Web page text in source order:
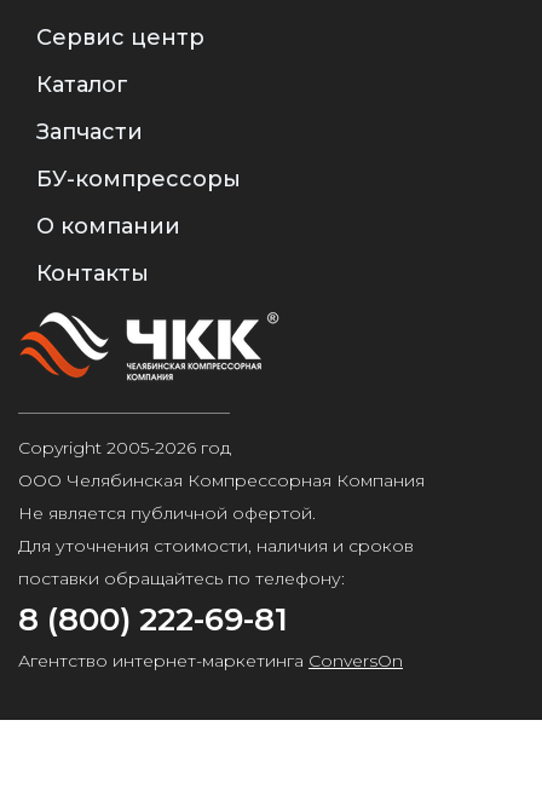
Сервис центр
Каталог
Запчасти
БУ-компрессоры
О компании
Контакты
Copyright 2005-2026 год
ООО Челябинская Компрессорная Компания
Не является публичной офертой.
Для уточнения стоимости, наличия и сроков
поставки обращайтесь по телефону:
8 (800) 222-69-81
Агентство интернет-маркетинга ConversOn